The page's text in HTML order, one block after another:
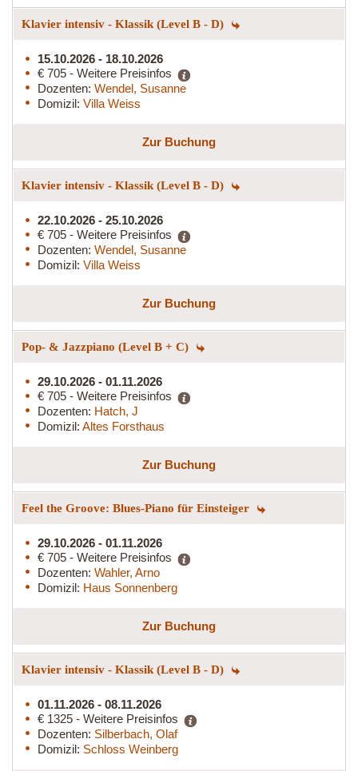
Klavier intensiv - Klassik (Level B - D)
15.10.2026 - 18.10.2026
€ 705 - Weitere Preisinfos
Dozenten: Wendel, Susanne
Domizil: Villa Weiss
Zur Buchung
Klavier intensiv - Klassik (Level B - D)
22.10.2026 - 25.10.2026
€ 705 - Weitere Preisinfos
Dozenten: Wendel, Susanne
Domizil: Villa Weiss
Zur Buchung
Pop- & Jazzpiano (Level B + C)
29.10.2026 - 01.11.2026
€ 705 - Weitere Preisinfos
Dozenten: Hatch, J
Domizil: Altes Forsthaus
Zur Buchung
Feel the Groove: Blues-Piano für Einsteiger
29.10.2026 - 01.11.2026
€ 705 - Weitere Preisinfos
Dozenten: Wahler, Arno
Domizil: Haus Sonnenberg
Zur Buchung
Klavier intensiv - Klassik (Level B - D)
01.11.2026 - 08.11.2026
€ 1325 - Weitere Preisinfos
Dozenten: Silberbach, Olaf
Domizil: Schloss Weinberg